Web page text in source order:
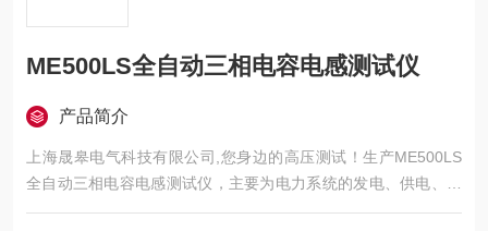
ME500LS全自动三相电容电感测试仪
产品简介
上海晟皋电气科技有限公司,您身边的高压测试！生产ME500LS
全自动三相电容电感测试仪，主要为电力系统的发电、供电、用
电部门，科研机构与电力设备相关的生产企业，提供的高压试验